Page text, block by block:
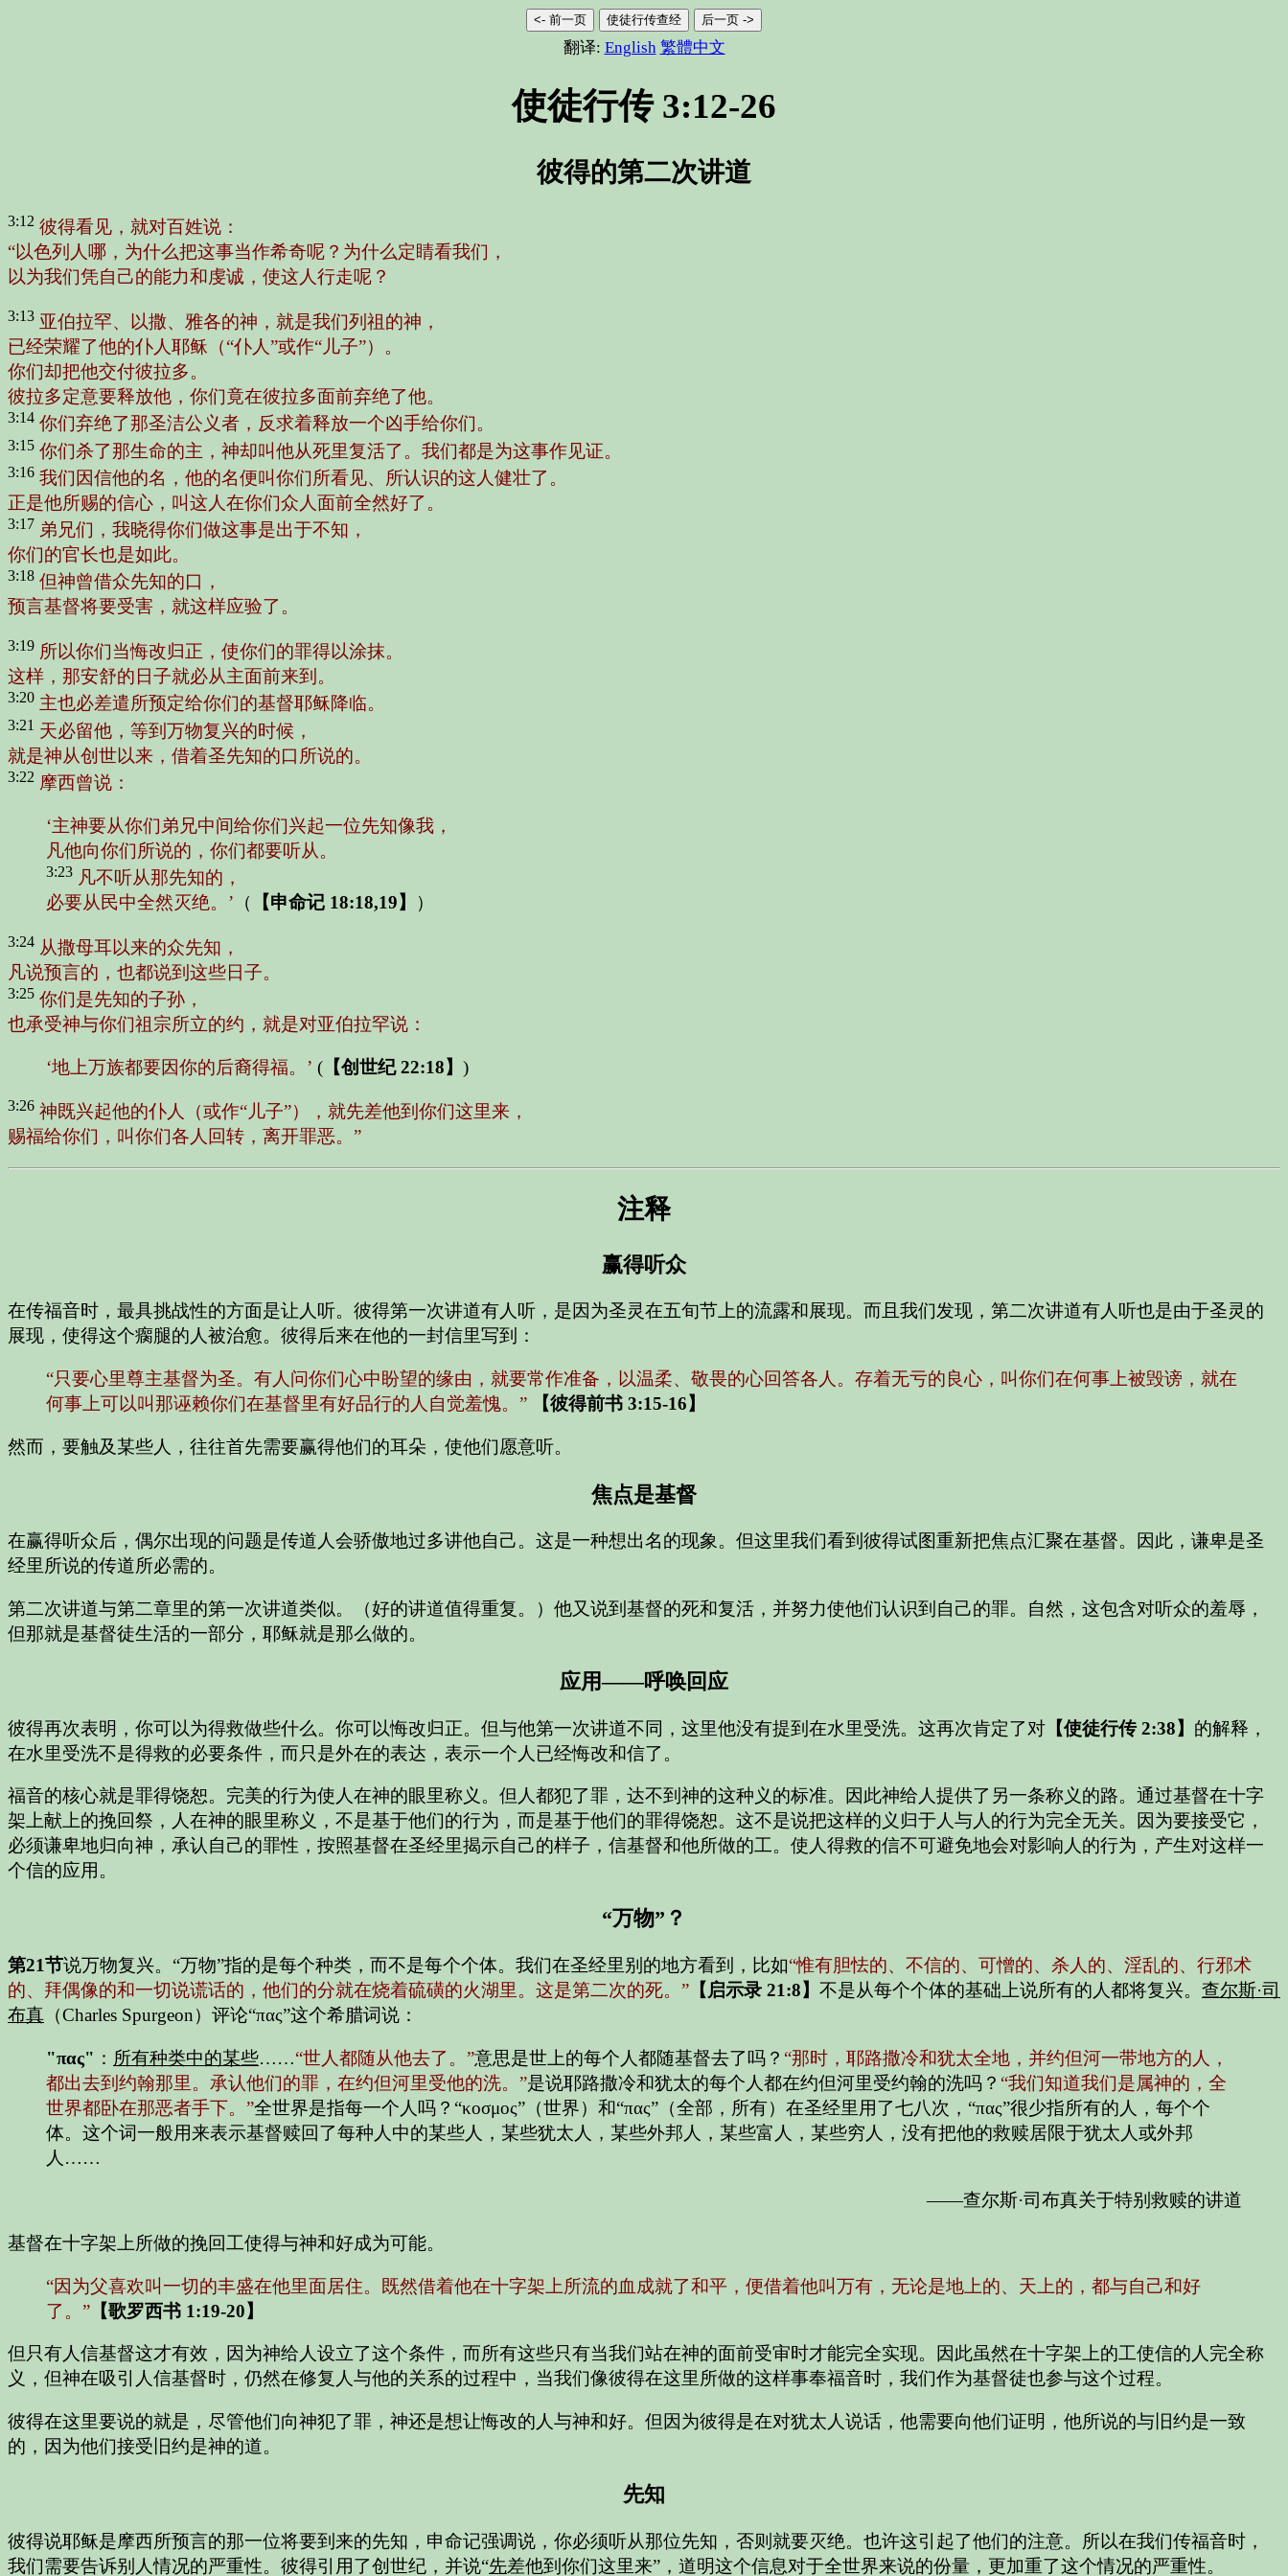
<- 前一页 使徒行传查经 后一页 ->
翻译: English 繁體中文
使徒行传 3:12-26
彼得的第二次讲道
3:12 彼得看见，就对百姓说：
“以色列人哪，为什么把这事当作希奇呢？为什么定睛看我们，
以为我们凭自己的能力和虔诚，使这人行走呢？
3:13 亚伯拉罕、以撒、雅各的神，就是我们列祖的神，
已经荣耀了他的仆人耶稣（“仆人”或作“儿子”）。
你们却把他交付彼拉多。
彼拉多定意要释放他，你们竟在彼拉多面前弃绝了他。
3:14 你们弃绝了那圣洁公义者，反求着释放一个凶手给你们。
3:15 你们杀了那生命的主，神却叫他从死里复活了。我们都是为这事作见证。
3:16 我们因信他的名，他的名便叫你们所看见、所认识的这人健壮了。
正是他所赐的信心，叫这人在你们众人面前全然好了。
3:17 弟兄们，我晓得你们做这事是出于不知，
你们的官长也是如此。
3:18 但神曾借众先知的口，
预言基督将要受害，就这样应验了。
3:19 所以你们当悔改归正，使你们的罪得以涂抹。
这样，那安舒的日子就必从主面前来到。
3:20 主也必差遣所预定给你们的基督耶稣降临。
3:21 天必留他，等到万物复兴的时候，
就是神从创世以来，借着圣先知的口所说的。
3:22 摩西曾说：
‘主神要从你们弟兄中间给你们兴起一位先知像我，
凡他向你们所说的，你们都要听从。
3:23 凡不听从那先知的，
必要从民中全然灭绝。’ （ 【申命记 18:18,19】 ）
3:24 从撒母耳以来的众先知，
凡说预言的，也都说到这些日子。
3:25 你们是先知的子孙，
也承受神与你们祖宗所立的约，就是对亚伯拉罕说：
‘地上万族都要因你的后裔得福。’ ( 【创世纪 22:18】 )
3:26 神既兴起他的仆人（或作“儿子”），就先差他到你们这里来，
赐福给你们，叫你们各人回转，离开罪恶。”
注释
赢得听众
在传福音时，最具挑战性的方面是让人听。彼得第一次讲道有人听，是因为圣灵在五旬节上的流露和展现。而且我们发现，第二次讲道有人听也是由于圣灵的
展现，使得这个瘸腿的人被治愈。彼得后来在他的一封信里写到：
“只要心里尊主基督为圣。有人问你们心中盼望的缘由，就要常作准备，以温柔、敬畏的心回答各人。存着无亏的良心，叫你们在何事上被毁谤，就在
何事上可以叫那诬赖你们在基督里有好品行的人自觉羞愧。”
【彼得前书 3:15-16】
然而，要触及某些人，往往首先需要赢得他们的耳朵，使他们愿意听。
焦点是基督
在赢得听众后，偶尔出现的问题是传道人会骄傲地过多讲他自己。这是一种想出名的现象。但这里我们看到彼得试图重新把焦点汇聚在基督。因此，谦卑是圣
经里所说的传道所必需的。
第二次讲道与第二章里的第一次讲道类似。（好的讲道值得重复。）他又说到基督的死和复活，并努力使他们认识到自己的罪。自然，这包含对听众的羞辱，
但那就是基督徒生活的一部分，耶稣就是那么做的。
应用——呼唤回应
彼得再次表明，你可以为得救做些什么。你可以悔改归正。但与他第一次讲道不同，这里他没有提到在水里受洗。这再次肯定了对 【使徒行传 2:38】 的解释，
在水里受洗不是得救的必要条件，而只是外在的表达，表示一个人已经悔改和信了。
福音的核心就是罪得饶恕。完美的行为使人在神的眼里称义。但人都犯了罪，达不到神的这种义的标准。因此神给人提供了另一条称义的路。通过基督在十字
架上献上的挽回祭，人在神的眼里称义，不是基于他们的行为，而是基于他们的罪得饶恕。这不是说把这样的义归于人与人的行为完全无关。因为要接受它，
必须谦卑地归向神，承认自己的罪性，按照基督在圣经里揭示自己的样子，信基督和他所做的工。使人得救的信不可避免地会对影响人的行为，产生对这样一
个信的应用。
“万物”？
第21节说万物复兴。“万物”指的是每个种类，而不是每个个体。我们在圣经里别的地方看到，比如“惟有胆怯的、不信的、可憎的、杀人的、淫乱的、行邪术
的、拜偶像的和一切说谎话的，他们的分就在烧着硫磺的火湖里。这是第二次的死。” 【启示录 21:8】 不是从每个个体的基础上说所有的人都将复兴。 查尔斯·司
布真 （Charles Spurgeon）评论“πας”这个希腊词说：
"πας" ： 所有种类中的某些……“世人都随从他去了。”意思是世上的每个人都随基督去了吗？ “那时，耶路撒冷和犹太全地，并约但河一带地方的人，
都出去到约翰那里。承认他们的罪，在约但河里受他的洗。”是说耶路撒冷和犹太的每个人都在约但河里受约翰的洗吗？ “我们知道我们是属神的，全
世界都卧在那恶者手下。”全世界是指每一个人吗？“κοσμος”（世界）和“πας”（全部，所有）在圣经里用了七八次，“πας”很少指所有的人，每个个
体。这个词一般用来表示基督赎回了每种人中的某些人，某些犹太人，某些外邦人，某些富人，某些穷人，没有把他的救赎居限于犹太人或外邦
人……
——查尔斯·司布真关于特别救赎的讲道
基督在十字架上所做的挽回工使得与神和好成为可能。
“因为父喜欢叫一切的丰盛在他里面居住。既然借着他在十字架上所流的血成就了和平，便借着他叫万有，无论是地上的、天上的，都与自己和好
了。” 【歌罗西书 1:19-20】
但只有人信基督这才有效，因为神给人设立了这个条件，而所有这些只有当我们站在神的面前受审时才能完全实现。因此虽然在十字架上的工使信的人完全称
义，但神在吸引人信基督时，仍然在修复人与他的关系的过程中，当我们像彼得在这里所做的这样事奉福音时，我们作为基督徒也参与这个过程。
彼得在这里要说的就是，尽管他们向神犯了罪，神还是想让悔改的人与神和好。但因为彼得是在对犹太人说话，他需要向他们证明，他所说的与旧约是一致
的，因为他们接受旧约是神的道。
先知
彼得说耶稣是摩西所预言的那一位将要到来的先知，申命记强调说，你必须听从那位先知，否则就要灭绝。也许这引起了他们的注意。所以在我们传福音时，
我们需要告诉别人情况的严重性。彼得引用了创世纪，并说“先差他到你们这里来”，道明这个信息对于全世界来说的份量，更加重了这个情况的严重性。